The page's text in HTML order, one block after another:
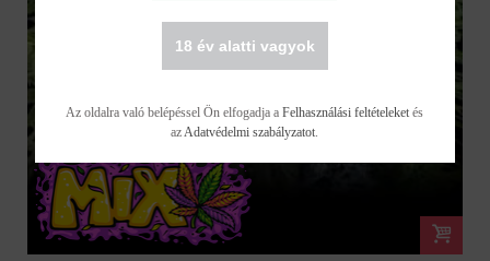
18 év alatti vagyok
Az oldalra való belépéssel Ön elfogadja aFelhasználási feltételeket és
azAdatvédelmi szabályzatot.